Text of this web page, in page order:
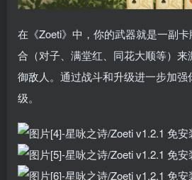
在《Zoeti》中，你的武器就是一副
合（对子、满堂红、同花大顺等）
御敌人。通过战斗和升级进一步加
级。